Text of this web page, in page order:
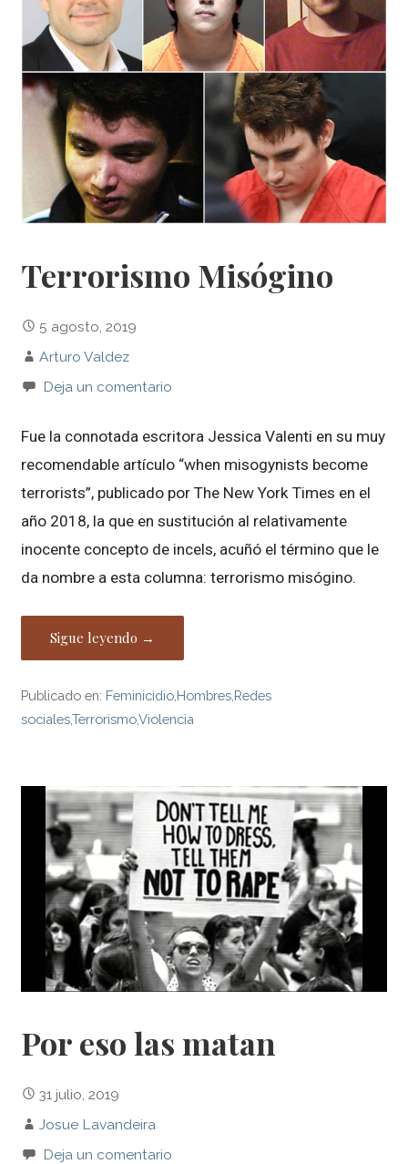
Terrorismo Misógino
5 agosto, 2019
Arturo Valdez
Deja un comentario
Fue la connotada escritora Jessica Valenti en su muy
recomendable artículo “when misogynists become
terrorists”, publicado por The New York Times en el
año 2018, la que en sustitución al relativamente
inocente concepto de incels, acuñó el término que le
da nombre a esta columna: terrorismo misógino.
Sigue leyendo →
Publicado en: Feminicidio Hombres Redes
sociales,Terrorismo,Violencia
Por eso las matan
31 julio, 2019
Josue Lavandeira
Deja un comentario